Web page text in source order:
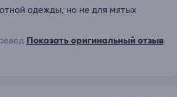
одежды, но не для мятых
Показать оригинальный отзыв